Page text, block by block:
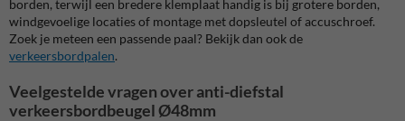
borden, terwijl een bredere klemplaat handig is bij grotere borden,
windgevoelige locaties of montage met dopsleutel of accuschroef.
Zoek je meteen een passende paal? Bekijk dan ook de
verkeersbordpalen.
Veelgestelde vragen over anti-diefstal
verkeersbordbeugel Ø48mm